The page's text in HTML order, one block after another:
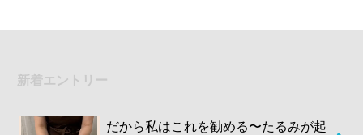
新着エントリー
だから私はこれを勧める〜たるみが起